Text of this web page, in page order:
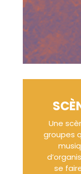
Une
groupes
se